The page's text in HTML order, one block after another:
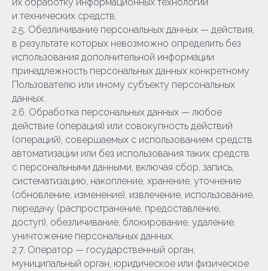
и технических средств.
2.5. Обезличивание персональных данных — действия,
в результате которых невозможно определить без
использования дополнительной информации
принадлежность персональных данных конкретному
Пользователю или иному субъекту персональных
данных.
2.6. Обработка персональных данных — любое
действие (операция) или совокупность действий
(операций), совершаемых с использованием средств
автоматизации или без использования таких средств
с персональными данными, включая сбор, запись,
систематизацию, накопление, хранение, уточнение
(обновление, изменение), извлечение, использование,
передачу (распространение, предоставление,
доступ), обезличивание, блокирование, удаление,
уничтожение персональных данных.
2.7. Оператор — государственный орган,
муниципальный орган, юридическое или физическое